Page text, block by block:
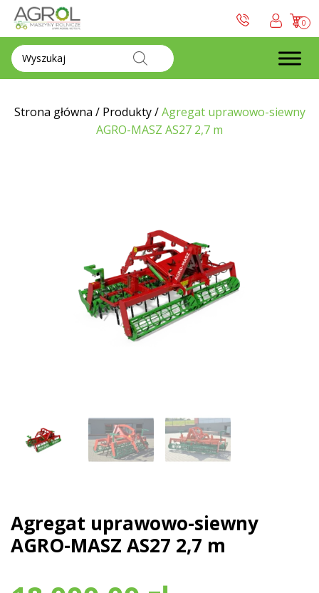
0
Wyszukiwarka
produktów
Strona główna / Produkty/Agregat uprawowo-siewny
AGRO-MASZ AS27 2,7 m
Agregat uprawowo-siewny
AGRO-MASZ AS27 2,7 m